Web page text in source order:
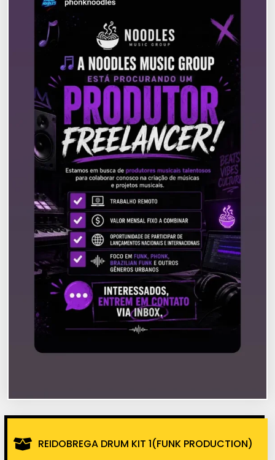
REIDOBREGA DRUM KIT 1(FUNK PRODUCTION)